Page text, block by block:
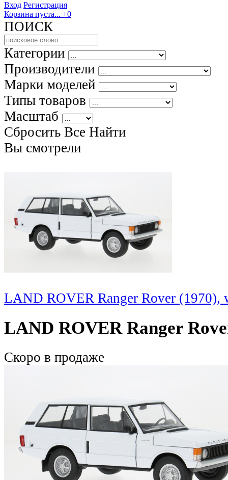
Вход Регистрация
Корзина пуста... +0
ПОИСК
Категории
Производители
Марки моделей
Типы товаров
Масштаб
Сбросить Все Найти
Вы смотрели
LAND ROVER Ranger Rover (1970),
LAND ROVER Ranger
Скоро в продаже